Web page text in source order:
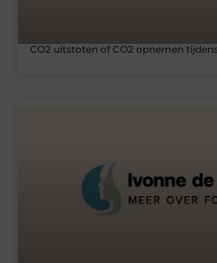
CO2 uitstoten of CO2 opnemen